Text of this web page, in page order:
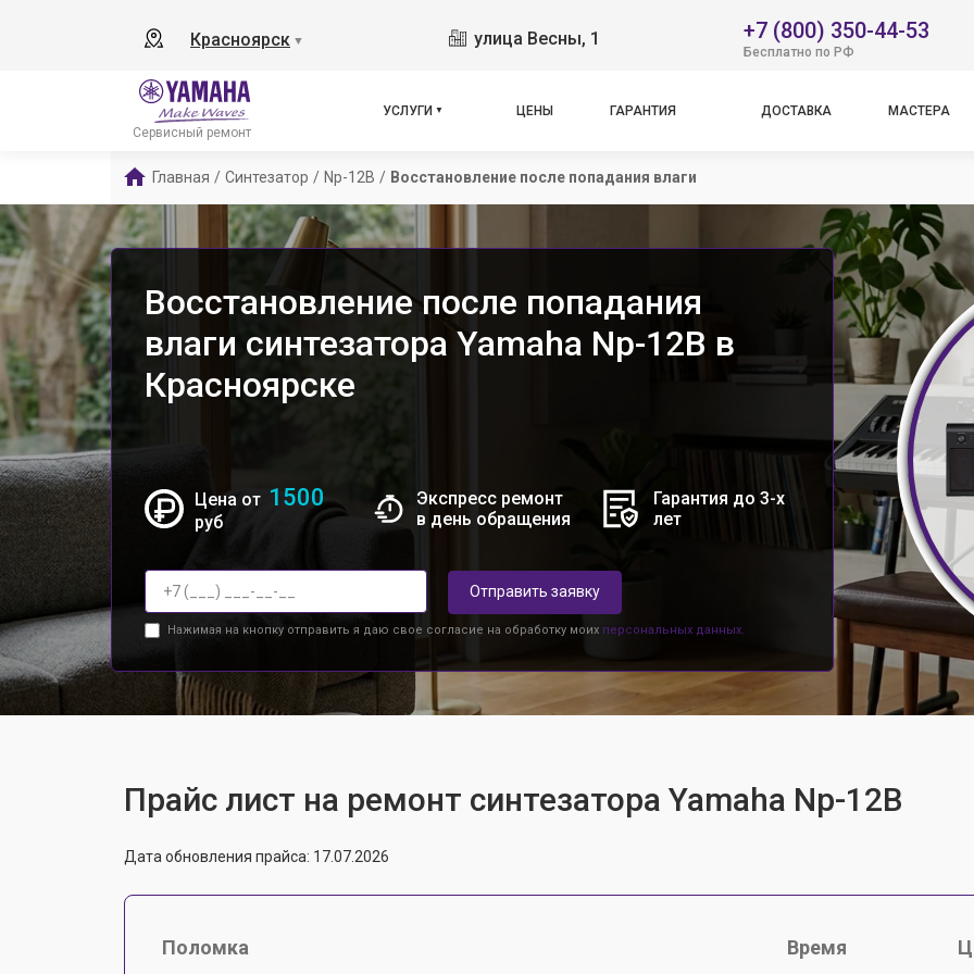
Красноярск ▼ улица Весны, 1 +7 (800) 350-44-53
Бесплатно по РФ
Сервисный ремонт
УСЛУГИ ЦЕНЫ ГАРАНТИЯ ДОСТАВКА МАСТЕРА
Главная / Синтезатор / Np-12B / Восстановление после попадания влаги
Восстановление после попадания
влаги синтезатора Yamaha Np-12B в
Красноярске
Цена от 1500
руб
Экспресс ремонт
в день обращения
Гарантия до 3-х
лет
Отправить заявку
Нажимая на кнопку отправить я даю свое согласие на обработку моих персональных данных.
Прайс лист на ремонт синтезатора Yamaha Np-12B
Дата обновления прайса: 17.07.2026
Поломка Время